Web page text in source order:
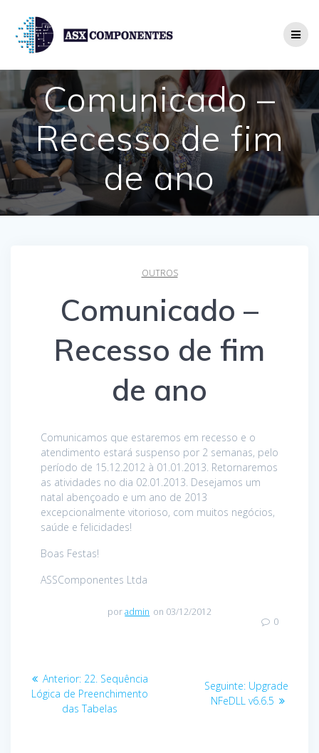
content
Comunicado –
Recesso de fim
de ano
OUTROS
Comunicado –
Recesso de fim
de ano
Comunicamos que estaremos em recesso e o
atendimento estará suspenso por 2 semanas, pelo
período de 15.12.2012 à 01.01.2013. Retornaremos
as atividades no dia 02.01.2013. Desejamos um
natal abençoado e um ano de 2013
excepcionalmente vitorioso, com muitos negócios,
saúde e felicidades!
Boas Festas!
ASSComponentes Ltda
poradmin on 03/12/2012
0
Navegação
de
Anterior: Post
anterior:
22. Sequência
Lógica de Preenchimento
das Tabelas
Seguinte: Post
seguinte:
Upgrade
NFeDLL v6.6.5